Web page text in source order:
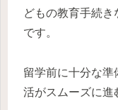
どもの教育手続
です。
留学前に十分な準
活がスムーズに進